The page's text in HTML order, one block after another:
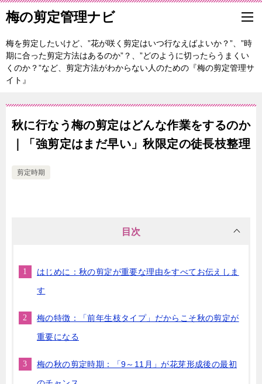
梅の剪定管理ナビ
梅を剪定したいけど、”花が咲く剪定はいつ行なえばよいか？”、”時
期に合った剪定方法はあるのか”？、”どのように切ったらうまくい
くのか？”など、剪定方法がわからない人のための『梅の剪定管理サ
イト』
秋に行なう梅の剪定はどんな作業をするのか
｜「強剪定はまだ早い」秋限定の徒長枝整理
剪定時期
目次
はじめに：秋の剪定が重要な理由をすべてお伝えしま
す
梅の特徴：「前年生枝タイプ」だからこそ秋の剪定が
重要になる
梅の秋の剪定時期：「9～11月」が花芽形成後の最初